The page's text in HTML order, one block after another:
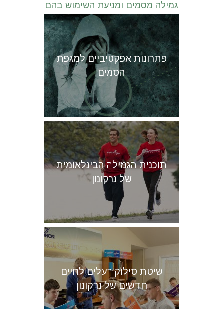
גמילה מסמים ומניעת השימוש בהם
פתרונות אפקטיביים למגפת
הסמים
תוכנית הגמילה הבינלאומית
של נרקונון
שיטת סילוק רעלים לחיים
חדשים של נרקונון